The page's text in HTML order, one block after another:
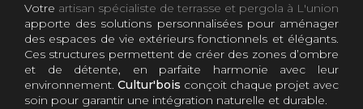
Votre artisan spécialiste de terrasse et pergola à L'union
apporte des solutions personnalisées pour aménager
des espaces de vie extérieurs fonctionnels et élégants.
Ces structures permettent de créer des zones d’ombre
et de détente, en parfaite harmonie avec leur
environnement. Cultur'bois conçoit chaque projet avec
soin pour garantir une intégration naturelle et durable.